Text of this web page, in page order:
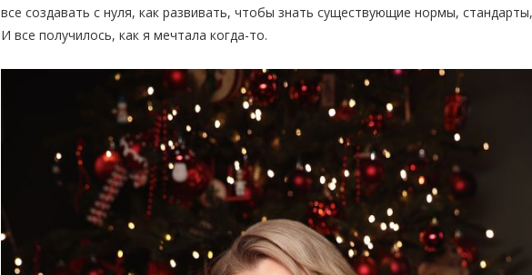
все создавать с нуля, как развивать, чтобы знать существующие нормы,
И все получилось, как я мечтала когда-то.